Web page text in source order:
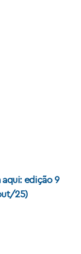
aqui: edição 9
25)